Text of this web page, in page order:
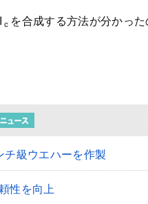
ｃ を合成する方法が分かった
チ級ウエハーを作製
性を向上